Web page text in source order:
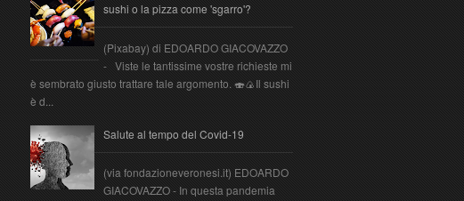
sushi o la pizza come 'sgarro'?
(Pixabay) di EDOARDO GIACOVAZZO
- Viste le tantissime vostre richieste mi
è sembrato giusto trattare tale argomento. 🍣🍙Il sushi
è d...
Salute al tempo del Covid-19
(via fondazioneveronesi.it) EDOARDO
GIACOVAZZO - In questa pandemia